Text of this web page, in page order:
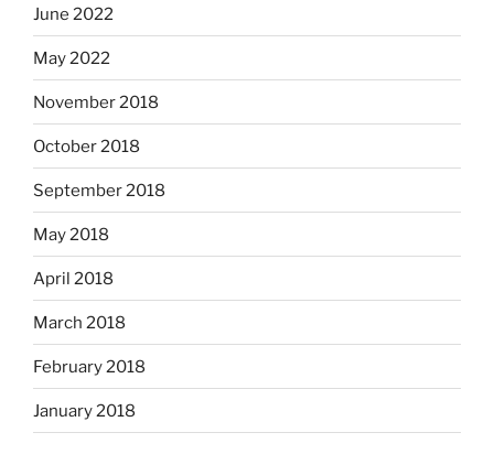
June 2022
May 2022
November 2018
October 2018
September 2018
May 2018
April 2018
March 2018
February 2018
January 2018